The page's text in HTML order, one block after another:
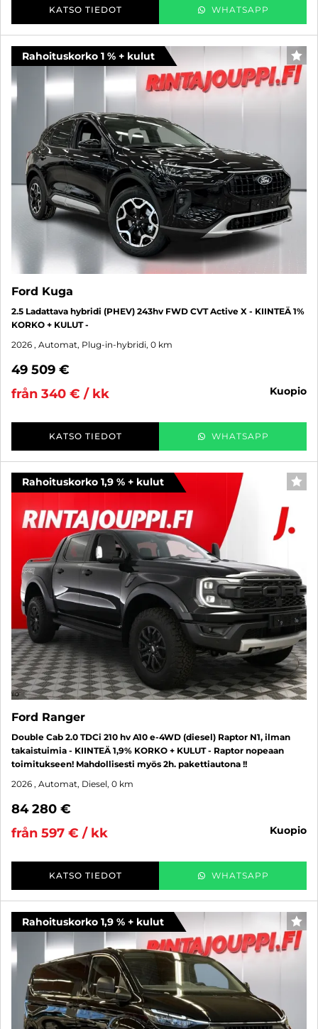
KATSO TIEDOT WHATSAPP
Rahoituskorko 1 % + kulut
Ford Kuga
2.5 Ladattava hybridi (PHEV) 243hv FWD CVT Active X - KIINTEÄ 1%
KORKO + KULUT -
2026 , Automat, Plug-in-hybridi, 0 km
49 509 €
från 340 € / kk
kuopio
KATSO TIEDOT WHATSAPP
Rahoituskorko 1,9 % + kulut
Ford Ranger
Double Cab 2.0 TDCi 210 hv A10 e-4WD (diesel) Raptor N1, ilman
takaistuimia - KIINTEÄ 1,9% KORKO + KULUT - Raptor nopeaan
toimitukseen! Mahdollisesti myös 2h. pakettiautona !!
2026 , Automat, Diesel, 0 km
84 280 €
från 597 € / kk
kuopio
KATSO TIEDOT WHATSAPP
Rahoituskorko 1,9 % + kulut